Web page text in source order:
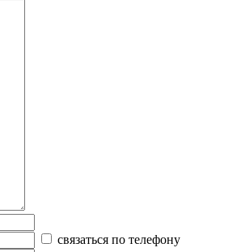
связаться по телефону